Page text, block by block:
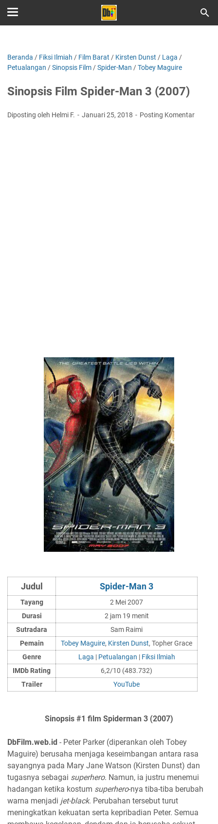
Beranda / Fiksi Ilmiah / Film Barat / Kirsten Dunst / Laga /
Petualangan /Sinopsis Film /Spider-Man /Tobey Maguire
Sinopsis Film Spider-Man 3 (2007)
Diposting oleh Helmi F. Januari 25, 2018 Posting Komentar
Judul Spider-Man 3
Tayang
2 Mei 2007
Durasi
2 jam 19 menit
Sutradara
Sam Raimi
Pemain
Tobey Maguire, Kirsten Dunst, Topher Grace
Genre
Laga | Petualangan | Fiksi Ilmiah
IMDb Rating
6,2/10 (483.732)
Trailer
YouTube
Sinopsis #1 film Spiderman 3 (2007)
DbFilm.web.id - Peter Parker (diperankan oleh Tobey
Maguire) berusaha menjaga keseimbangan antara rasa
sayangnya pada Mary Jane Watson (Kirsten Dunst) dan
tugasnya sebagai superhero. Namun, ia justru menemui
hadangan ketika kostum superhero-nya tiba-tiba berubah
warna menjadi jet-black. Perubahan tersebut turut
meningkatkan kekuatan serta kepribadian Peter. Semua